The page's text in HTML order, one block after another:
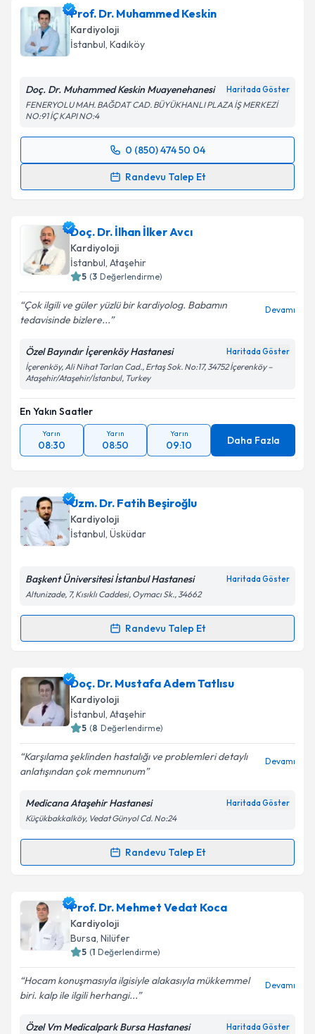
Doç. Dr. Savaş Sarıkayaiçin randevu takvimi talebi
oluşturun. Size bu uzmandan randevu almanız için bir
takvim hazırlandığında e-posta ile bilgilendireceğiz.
Kişisel verilerimin işlenmesine ilişkinAydınlatma
'ni okudum ve kişisel verilerimin belirtilen
kapsamda işlenmesini kabul ediyorum.
Prof. Dr. Muhammed Keskin
Kardiyoloji
İstanbul, Kadıköy
Doç. Dr. Muhammed Keskin Muayenehanesi Haritada Göster
FENERYOLU MAH. BAĞDAT CAD. BÜYÜKHANLI PLAZA İŞ MERKEZİ
NO:91 İÇ KAPI NO:4
0 (850) 474 50 04
Randevu Talep Et
Randevu Takvimi Talebi
için bir takvim hazırlandığında e-posta ile
bilgilendireceğiz.
E-posta Adresiniz
Kişisel verilerimin işlenmesine ilişkin
Metni'ni okudum ve kişisel verilerimin belirtilen
kapsamda işlenmesini kabul ediyorum.
Doç. Dr. İlhan İlker Avcı
Kardiyoloji
İstanbul, Ataşehir
5 (3 Değerlendirme)
Çok ilgili ve güler yüzlü bir kardiyolog. Babamın
tedavisinde bizlere...
Devamı
Özel Bayındır İçerenköy Hastanesi Haritada Göster
İçerenköy, Ali Nihat Tarlan Cad., Ertaş Sok. No:17, 34752 İçerenköy –
Ataşehir/Ataşehir/İstanbul, Turkey
En Yakın Saatler
Yarın
08:30
Yarın
08:50
Yarın
09:10 Daha Fazla
Uzm. Dr. Fatih Beşiroğlu
Kardiyoloji
İstanbul, Üsküdar
Başkent Üniversitesi İstanbul Hastanesi Haritada Göster
Altunizade, 7, Kısıklı Caddesi, Oymacı Sk., 34662
Randevu Talep Et
Randevu Takvimi Talebi
Uzm. Dr. Fatih Beşiroğluiçin randevu takvimi talebi
oluşturun. Size bu uzmandan randevu almanız için bir
takvim hazırlandığında e-posta ile bilgilendireceğiz.
Kişisel verilerimin işlenmesine ilişkin
Aydınlatma
Metni'ni okudum ve kişisel verilerimin belirtilen
kapsamda işlenmesini kabul ediyorum.
Doç. Dr. Mustafa Adem Tatlısu
Kardiyoloji
İstanbul, Ataşehir
5 (8 Değerlendirme)
Karşılama şeklinden hastalığı ve problemleri detaylı
anlatışından çok memnunum
Devamı
Medicana Ataşehir Hastanesi Haritada Göster
Küçükbakkalköy, Vedat Günyol Cd. No:24
Randevu Talep Et
Randevu Takvimi Talebi
Doç. Dr. Mustafa Adem Tatlısuiçin randevu takvimi
talebi oluşturun. Size bu uzmandan randevu almanız
için bir takvim hazırlandığında e-posta ile
bilgilendireceğiz.
E-posta Adresiniz
Prof. Dr. Mehmet Vedat Koca
Kardiyoloji
Bursa, Nilüfer
5 (1 Değerlendirme)
Hocam konuşmasıyla ilgisiyle alakasıyla mükkemmel
biri. kalp ile ilgili herhangi...
Devamı
Özel Vm Medicalpark Bursa Hastanesi Haritada Göster